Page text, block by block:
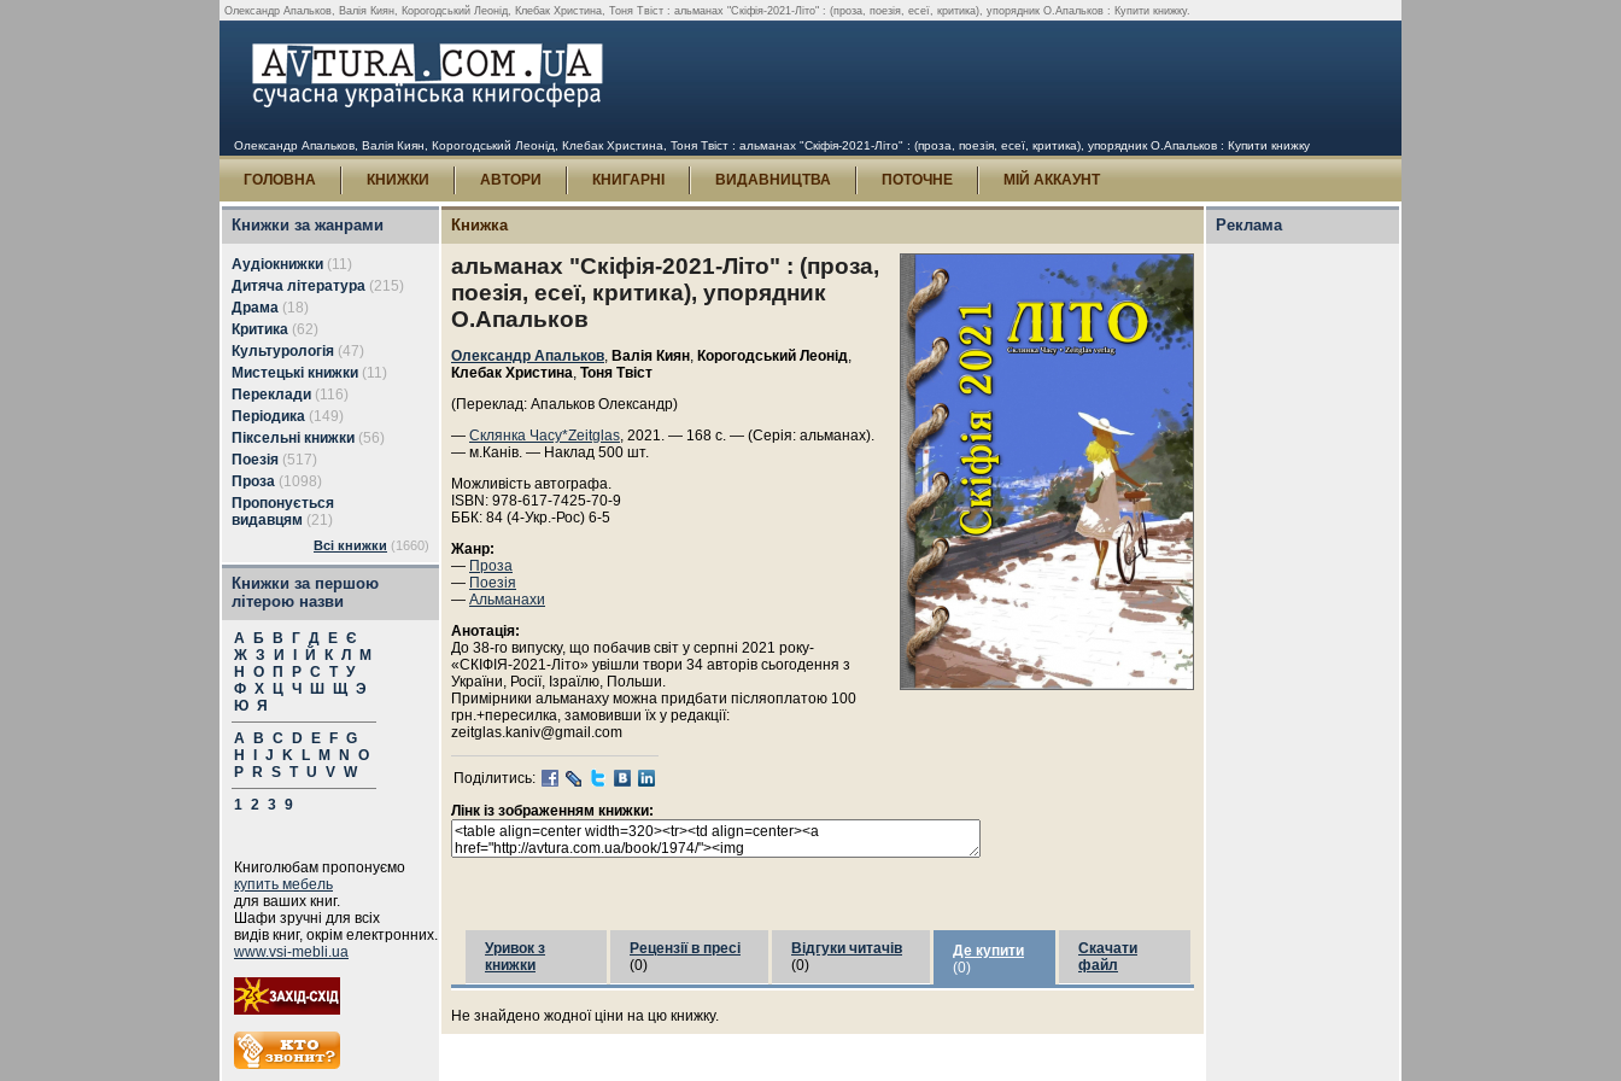
Олександр Апальков, Валія Киян, Корогодський Леонід, Клебак Христина, Тоня Твіст : альманах "Скіфія-2021-Літо" : (проза, поезія, есеї, критика), упорядник О.Апальков : Купити книжку.
Олександр Апальков, Валія Киян, Корогодський Леонід, Клебак Христина, Тоня Твіст : альманах "Скіфія-2021-Літо" : (проза, поезія, есеї, критика), упорядник О.Апальков : Купити книжку
ГОЛОВНА КНИЖКИ АВТОРИ КНИГАРНІ ВИДАВНИЦТВА ПОТОЧНЕ МІЙ АККАУНТ
Книжки за жанрами
Аудіокнижки (11)
Дитяча література (215)
Драма (18)
Критика (62)
Культурологія (47)
Мистецькі книжки (11)
Переклади (116)
Періодика (149)
Піксельні книжки (56)
Поезія (517)
Проза (1098)
Пропонується
видавцям (21)
Всі книжки (1660)
Книжки за першою
літерою назви
А Б В Г Д Е Є
Ж З И Й К Л
М
Н
О П Р С Т У
Ф Х Ц Ч Ш Щ Э
Ю Я
A
B C D E F G
H
J K L M N
O
P
R S T U V W
1 2 3 9
Книголюбам пропонуємо
купить мебель
для ваших книг.
Шафи зручні для всіх
видів книг, окрім електронних.
www.vsi-mebli.ua
Книжка
альманах "Скіфія-2021-Літо" : (проза,
поезія, есеї, критика), упорядник
О.Апальков
Олександр Апальков, Валія Киян, Корогодський Леонід,
Клебак Христина, Тоня Твіст
(Переклад: Апальков Олександр)
— Склянка Часу*Zeitglas, 2021. — 168 с. — (Серія: альманах).
— м.Канів. — Наклад 500 шт.
Можливість автографа.
ISBN: 978-617-7425-70-9
ББК: 84 (4-Укр.-Рос) 6-5
Жанр:
— Проза
— Поезія
— Альманахи
Анотація:
До 38-го випуску, що побачив світ у серпні 2021 року-
«СКІФІЯ-2021-Літо» увішли твори 34 авторів сьогодення з
України, Росії, Ізраїлю, Польши.
Примірники альманаху можна придбати післяоплатою 100
грн.+пересилка, замовивши їх у редакції:
zeitglas.kaniv@gmail.com
Поділитись:
Лінк із зображенням книжки:
Уривок з
книжки
Рецензії в пресі
(0)
Відгуки читачів
(0)
Де купити
(0)
Скачати
файл
Не знайдено жодної ціни на цю книжку.
Реклама